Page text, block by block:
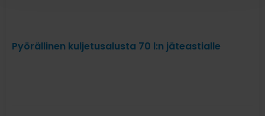
Pyörällinen kuljetusalusta 70 l:n jäteastialle